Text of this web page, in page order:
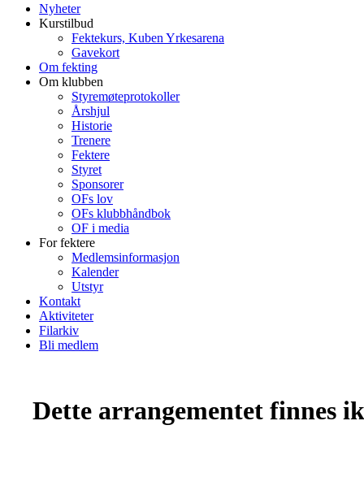
Nyheter
Kurstilbud
Fektekurs, Kuben Yrkesarena
Gavekort
Om fekting
Om klubben
Styremøteprotokoller
Årshjul
Historie
Trenere
Fektere
Styret
Sponsorer
OFs lov
OFs klubbhåndbok
OF i media
For fektere
Medlemsinformasjon
Kalender
Utstyr
Kontakt
Aktiviteter
Filarkiv
Bli medlem
Dette arrangementet finnes